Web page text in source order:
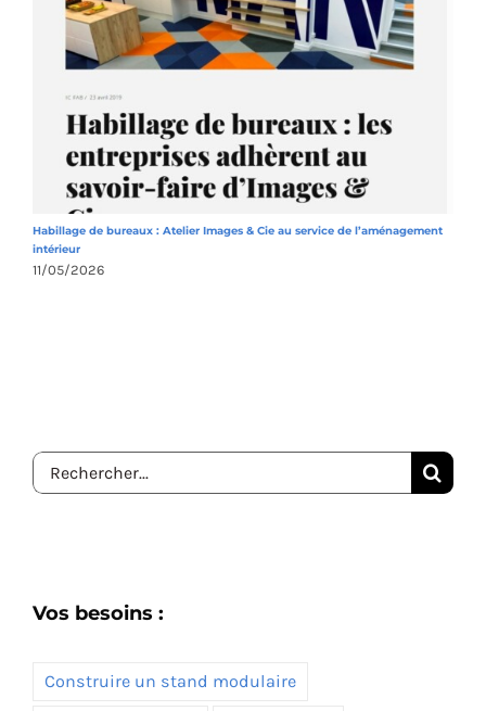
Habillage de bureaux : Atelier Images & Cie au service de l’aménagement
intérieur
11/05/2026
Rechercher:
Vos besoins :
Construire un stand modulaire